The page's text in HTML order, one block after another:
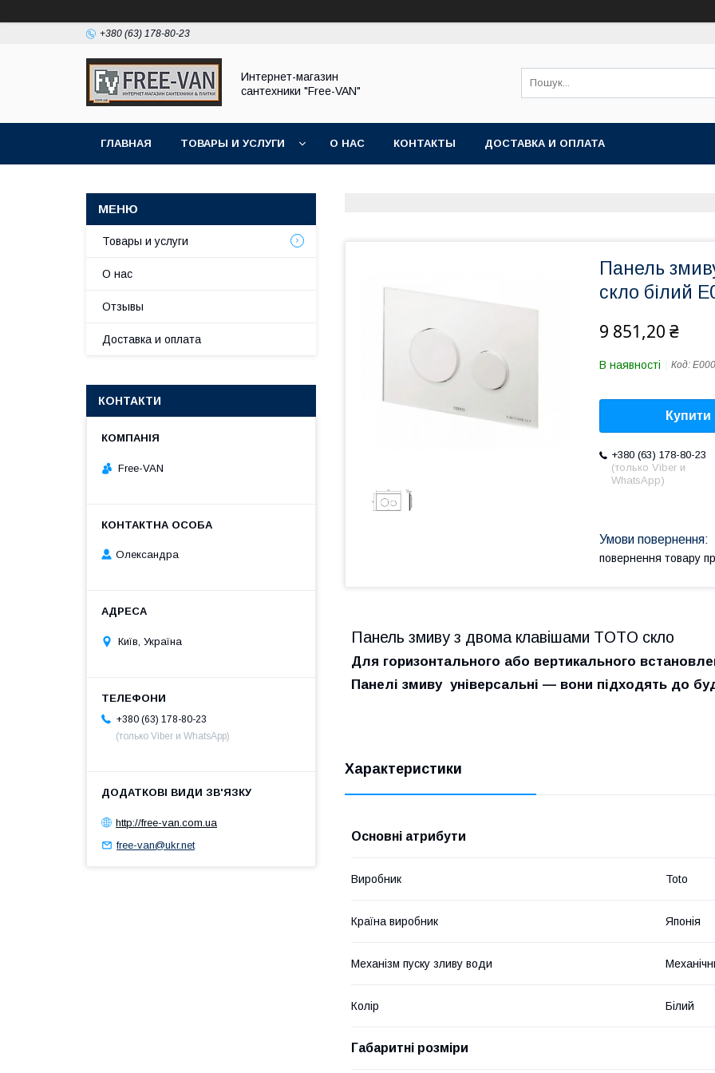
+380 (63) 178-80-23
Интернет-магазин
сантехники "Free-VAN"
ГЛАВНАЯ ТОВАРЫ И УСЛУГИ О НАС КОНТАКТЫ ДОСТАВКА И ОПЛАТА
Панель
скло білий
9 851,20 ₴
В наявності Код:
Купити
+380 (63) 178-80-23
(только Viber и
WhatsApp)
повернення товару
Панель змиву з двома клавішами TOTO скло
Для горизонтального або вертикального
Панелі змиву універсальні — вони підходять до
Характеристики
Основні атрибути
Виробник Toto
Країна виробник Японія
Механізм пуску зливу води
Колір Білий
Габаритні розміри
Товары и услуги
О нас
Отзывы
Доставка и оплата
КОНТАКТИ
Free-VAN
Олександра
Київ, Україна
+380 (63) 178-80-23
(только Viber и WhatsApp)
http://free-van.com.ua
free-van@ukr.net